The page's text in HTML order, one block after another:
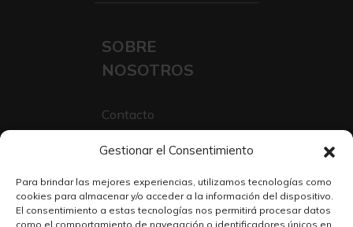
Gestionar el Consentimiento
Para brindar las mejores experiencias, utilizamos tecnologías como
cookies para almacenar y/o acceder a la información del dispositivo.
El consentimiento a estas tecnologías nos permitirá procesar datos
como el comportamiento de navegación o identificadores únicos en
SOBRE
NOSOTROS
Contacto